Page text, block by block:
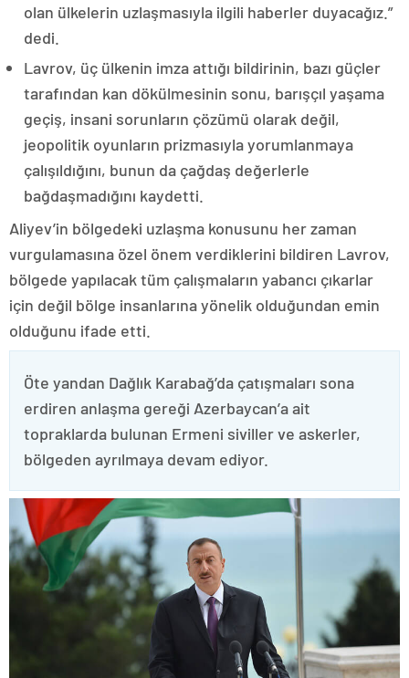
olan ülkelerin uzlaşmasıyla ilgili haberler duyacağız.”
dedi.
Lavrov, üç ülkenin imza attığı bildirinin, bazı güçler
tarafından kan dökülmesinin sonu, barışçıl yaşama
geçiş, insani sorunların çözümü olarak değil,
jeopolitik oyunların prizmasıyla yorumlanmaya
çalışıldığını, bunun da çağdaş değerlerle
bağdaşmadığını kaydetti.
Aliyev’in bölgedeki uzlaşma konusunu her zaman
vurgulamasına özel önem verdiklerini bildiren Lavrov,
bölgede yapılacak tüm çalışmaların yabancı çıkarlar
için değil bölge insanlarına yönelik olduğundan emin
olduğunu ifade etti.
Öte yandan Dağlık Karabağ’da çatışmaları sona
erdiren anlaşma gereği Azerbaycan’a ait
topraklarda bulunan Ermeni siviller ve askerler,
bölgeden ayrılmaya devam ediyor.